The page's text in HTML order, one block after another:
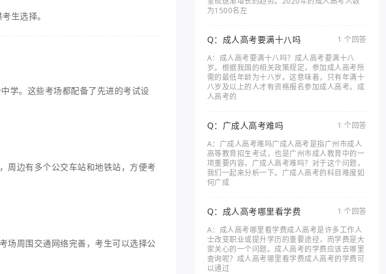
生选择。
学。这些考场都配备了先进的考试设
周边有多个公交车站和地铁站，方便考
场周围交通网络完善，考生可以选择公
为1500名左
Q：成人高考要满十八吗
1 个回答
A：成人高考要满十八吗？成人高考要满十八
岁。根据我国的相关政策规定，参加成人高考所
需的最低年龄为十八岁。这意味着，只有年满十
八岁及以上的人才有资格报名参加成人高考。成
人高考的
Q：广成人高考难吗
1 个回答
A：广成人高考难吗广成人高考是指广州市成人
高等教育招生考试，也是广州市成人教育中的一
项重要内容。广成人高考难吗？对于这个问题，
我们一起来分析一下。广成人高考的科目难度如
何广成
Q：成人高考哪里看学费
1 个回答
A：成人高考哪里看学费成人高考是许多工作人
士改变职业或提升学历的重要途径，而学费是大
家关心的一个问题。成人高考的学费应该去哪里
查询呢？成人高考哪里看学费成人高考的学费可
以通过